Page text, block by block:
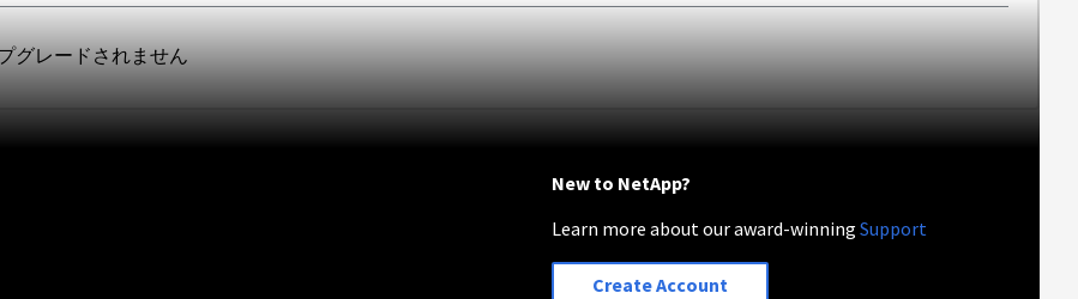
グレードされません
New to NetApp?
Learn more about our award-winningSupport
Create Account